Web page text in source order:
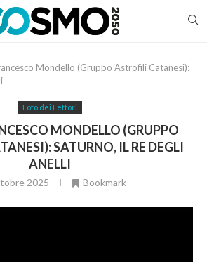
Mondello (Gruppo Astrofili Catanesi):
Foto dei Lettori
MONDELLO (GRUPPO
SATURNO, IL RE DEGLI
ANELLI
2025 Bookmark